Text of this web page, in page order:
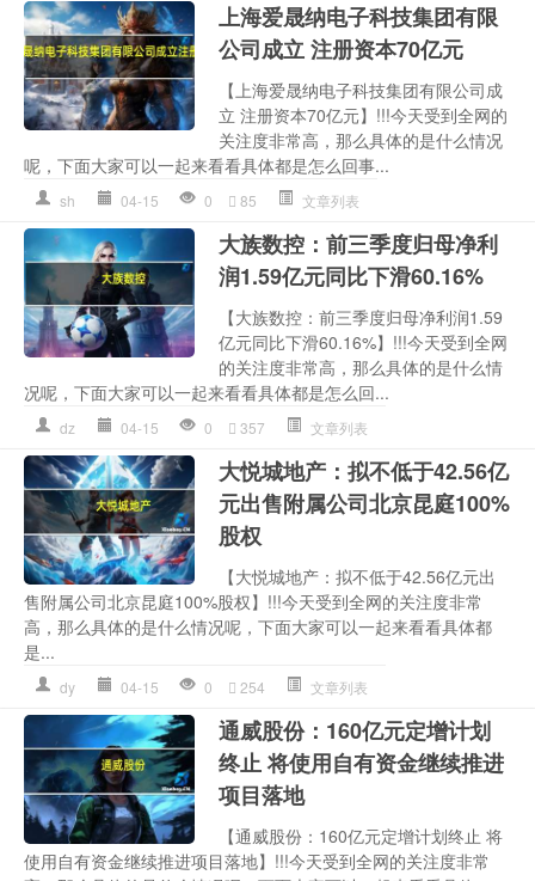
上海爱晟纳电子科技集团有限
公司成立 注册资本70亿元
【上海爱晟纳电子科技集团有限公司成
立 注册资本70亿元】!!!今天受到全网的
关注度非常高，那么具体的是什么情况
呢，下面大家可以一起来看看具体都是怎么回事...
sh 04-15 0 85 文章列表
大族数控：前三季度归母净利
润1.59亿元同比下滑60.16%
【大族数控：前三季度归母净利润1.59
亿元同比下滑60.16%】!!!今天受到全网
的关注度非常高，那么具体的是什么情
况呢，下面大家可以一起来看看具体都是怎么回...
dz 04-15 0 357 文章列表
大悦城地产：拟不低于42.56亿
元出售附属公司北京昆庭100%
股权
【大悦城地产：拟不低于42.56亿元出
售附属公司北京昆庭100%股权】!!!今天受到全网的关注度非常
高，那么具体的是什么情况呢，下面大家可以一起来看看具体都
是...
dy 04-15 0 254 文章列表
通威股份：160亿元定增计划
终止 将使用自有资金继续推进
项目落地
【通威股份：160亿元定增计划终止 将
使用自有资金继续推进项目落地】!!!今天受到全网的关注度非常